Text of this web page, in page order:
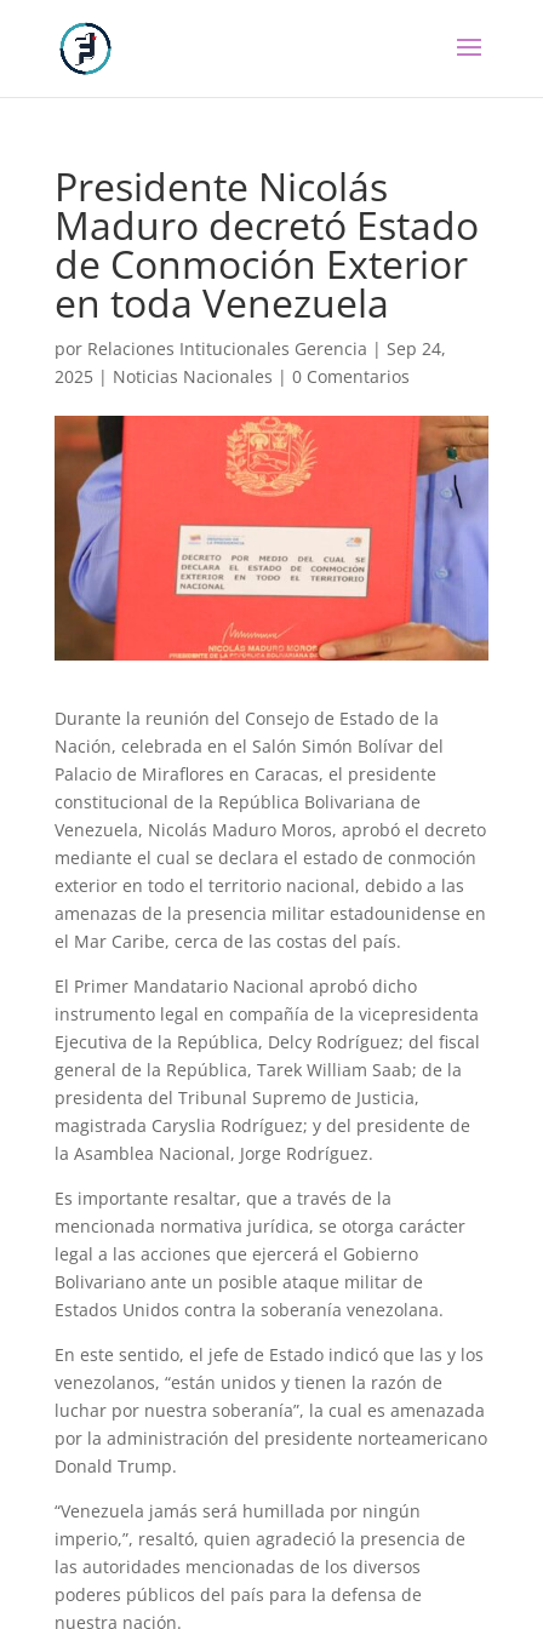
Presidente Nicolás
Maduro decretó Estado
de Conmoción Exterior
en toda Venezuela
por Relaciones Intitucionales Gerencia | Sep 24,
2025| Noticias Nacionales | 0 Comentarios
Durante la reunión del Consejo de Estado de la
Nación, celebrada en el Salón Simón Bolívar del
Palacio de Miraflores en Caracas, el presidente
constitucional de la República Bolivariana de
Venezuela, Nicolás Maduro Moros, aprobó el decreto
mediante el cual se declara el estado de conmoción
exterior en todo el territorio nacional, debido a las
amenazas de la presencia militar estadounidense en
el Mar Caribe, cerca de las costas del país.
El Primer Mandatario Nacional aprobó dicho
instrumento legal en compañía de la vicepresidenta
Ejecutiva de la República, Delcy Rodríguez; del fiscal
general de la República, Tarek William Saab; de la
presidenta del Tribunal Supremo de Justicia,
magistrada Caryslia Rodríguez; y del presidente de
la Asamblea Nacional, Jorge Rodríguez.
Es importante resaltar, que a través de la
mencionada normativa jurídica, se otorga carácter
legal a las acciones que ejercerá el Gobierno
Bolivariano ante un posible ataque militar de
Estados Unidos contra la soberanía venezolana.
En este sentido, el jefe de Estado indicó que las y los
venezolanos, “están unidos y tienen la razón de
luchar por nuestra soberanía”, la cual es amenazada
por la administración del presidente norteamericano
Donald Trump.
“Venezuela jamás será humillada por ningún
imperio,”, resaltó, quien agradeció la presencia de
las autoridades mencionadas de los diversos
poderes públicos del país para la defensa de
nuestra nación.